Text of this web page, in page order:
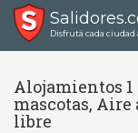
Disfrutá cada
Alojamientos 1
mascotas,
libre